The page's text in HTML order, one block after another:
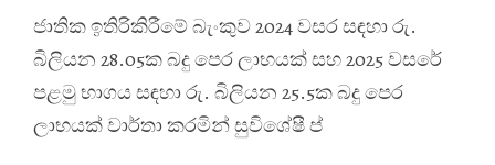
ජාතික ඉතිරිකිරීමේ බැංකුව 2024 වසර සඳහා රු.
බිලියන 28.05ක බදු පෙර ලාභයක් සහ 2025 වසරේ
පළමු භාගය සඳහා රු. බිලියන 25.5ක බදු පෙර
ලාභයක් වාර්තා කරමින් සුවිශේෂී ප්